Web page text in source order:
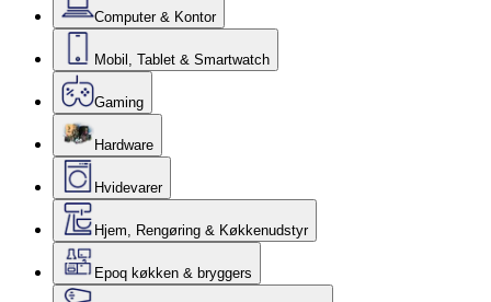
Computer & Kontor
Mobil, Tablet & Smartwatch
Gaming
Hardware
Hvidevarer
Hjem, Rengøring & Køkkenudstyr
Epoq køkken & bryggers